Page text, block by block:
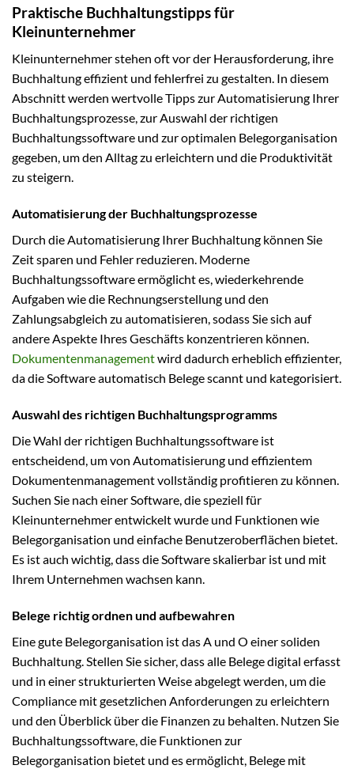
Praktische Buchhaltungstipps für
Kleinunternehmer
Kleinunternehmer stehen oft vor der Herausforderung, ihre
Buchhaltung effizient und fehlerfrei zu gestalten. In diesem
Abschnitt werden wertvolle Tipps zur Automatisierung Ihrer
Buchhaltungsprozesse, zur Auswahl der richtigen
Buchhaltungssoftware und zur optimalen Belegorganisation
gegeben, um den Alltag zu erleichtern und die Produktivität
zu steigern.
Automatisierung der Buchhaltungsprozesse
Durch die Automatisierung Ihrer Buchhaltung können Sie
Zeit sparen und Fehler reduzieren. Moderne
Buchhaltungssoftware ermöglicht es, wiederkehrende
Aufgaben wie die Rechnungserstellung und den
Zahlungsabgleich zu automatisieren, sodass Sie sich auf
andere Aspekte Ihres Geschäfts konzentrieren können.
Dokumentenmanagementwird dadurch erheblich effizienter,
da die Software automatisch Belege scannt und kategorisiert.
Auswahl des richtigen Buchhaltungsprogramms
Die Wahl der richtigen Buchhaltungssoftware ist
entscheidend, um von Automatisierung und effizientem
Dokumentenmanagement vollständig profitieren zu können.
Suchen Sie nach einer Software, die speziell für
Kleinunternehmer entwickelt wurde und Funktionen wie
Belegorganisation und einfache Benutzeroberflächen bietet.
Es ist auch wichtig, dass die Software skalierbar ist und mit
Ihrem Unternehmen wachsen kann.
Belege richtig ordnen und aufbewahren
Eine gute Belegorganisation ist das A und O einer soliden
Buchhaltung. Stellen Sie sicher, dass alle Belege digital erfasst
und in einer strukturierten Weise abgelegt werden, um die
Compliance mit gesetzlichen Anforderungen zu erleichtern
und den Überblick über die Finanzen zu behalten. Nutzen Sie
Buchhaltungssoftware, die Funktionen zur
Belegorganisation bietet und es ermöglicht, Belege mit